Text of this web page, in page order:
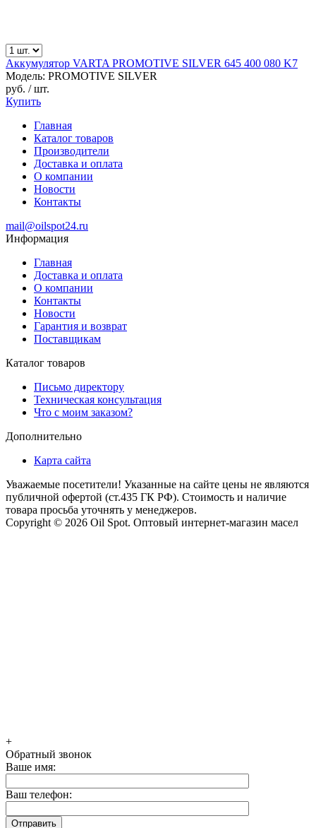
Аккумулятор VARTA PROMOTIVE SILVER 645 400 080 K7
Модель: PROMOTIVE SILVER
руб. / шт.
Купить
Главная
Каталог товаров
Производители
Доставка и оплата
О компании
Новости
Контакты
mail@oilspot24.ru
Информация
Главная
Доставка и оплата
О компании
Контакты
Новости
Гарантия и возврат
Поставщикам
Каталог товаров
Письмо директору
Техническая консультация
Что с моим заказом?
Дополнительно
Карта сайта
Уважаемые посетители! Указанные на сайте цены не являются
публичной офертой (ст.435 ГК РФ). Стоимость и наличие
товара просьба уточнять у менеджеров.
Copyright © 2026 Oil Spot. Оптовый интернет-магазин масел
+
Обратный звонок
Ваше имя:
Ваш телефон: